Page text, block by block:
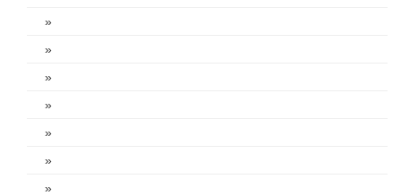
»
»
»
»
»
»
»